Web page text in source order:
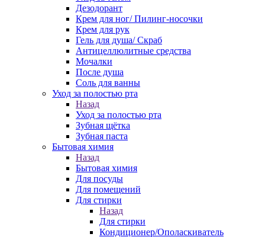
Дезодорант
Крем для ног/ Пилинг-носочки
Крем для рук
Гель для душа/ Скраб
Антицеллюлитные средства
Мочалки
После душа
Соль для ванны
Уход за полостью рта
Назад
Уход за полостью рта
Зубная щётка
Зубная паста
Бытовая химия
Назад
Бытовая химия
Для посуды
Для помещений
Для стирки
Назад
Для стирки
Кондиционер/Ополаскиватель